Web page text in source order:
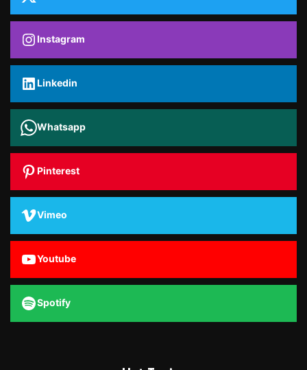
Instagram
Linkedin
Whatsapp
Pinterest
Vimeo
Youtube
Spotify